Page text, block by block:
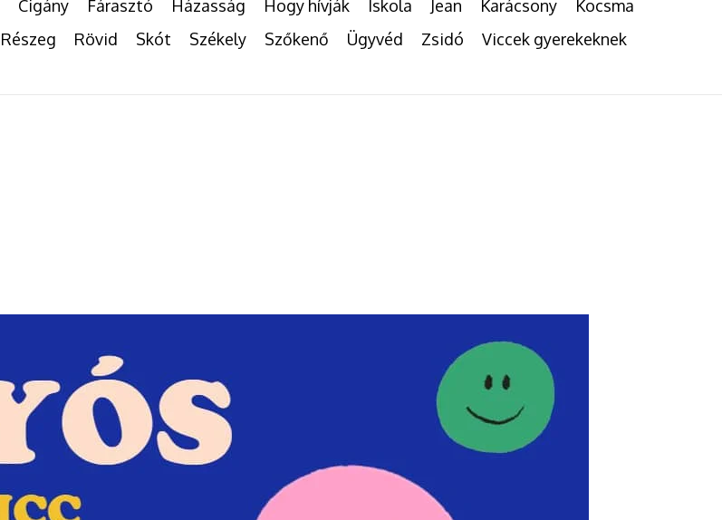
Cigány Fárasztó Házasság Hogy hívják Iskola Jean Karácsony
Kocsma
Részeg Rövid Skót Székely Szőkenő Ügyvéd Zsidó
Viccek gyerekeknek